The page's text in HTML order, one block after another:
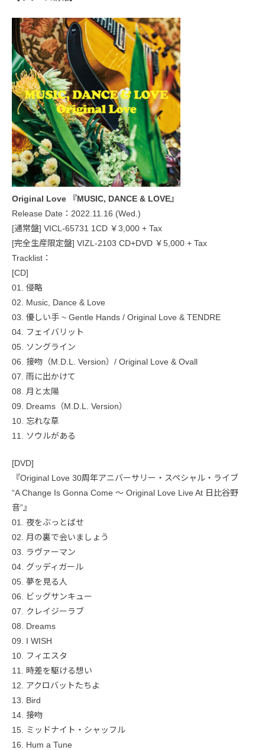
Original Love 『MUSIC, DANCE & LOVE』
Release Date：2022.11.16 (Wed.)
[通常盤] VICL-65731 1CD ￥3,000 + Tax
[完全生産限定盤] VIZL-2103 CD+DVD ￥5,000 + Tax
Tracklist：
[CD]
01. 侵略
02. Music, Dance & Love
03. 優しい手 ~ Gentle Hands / Original Love & TENDRE
04. フェイバリット
05. ソングライン
06. 接吻（M.D.L. Version）/ Original Love & Ovall
07. 雨に出かけて
08. 月と太陽
09. Dreams（M.D.L. Version）
10. 忘れな草
11. ソウルがある
[DVD]
『Original Love 30周年アニバーサリー・スペシャル・ライブ
“A Change Is Gonna Come ～ Original Love Live At 日比谷野
音”』
01. 夜をぶっとばせ
02. 月の裏で会いましょう
03. ラヴァーマン
04. グッディガール
05. 夢を見る人
06. ビッグサンキュー
07. クレイジーラブ
08. Dreams
09. I WISH
10. フィエスタ
11. 時差を駆ける想い
12. アクロバットたちよ
13. Bird
14. 接吻
15. ミッドナイト・シャッフル
16. Hum a Tune